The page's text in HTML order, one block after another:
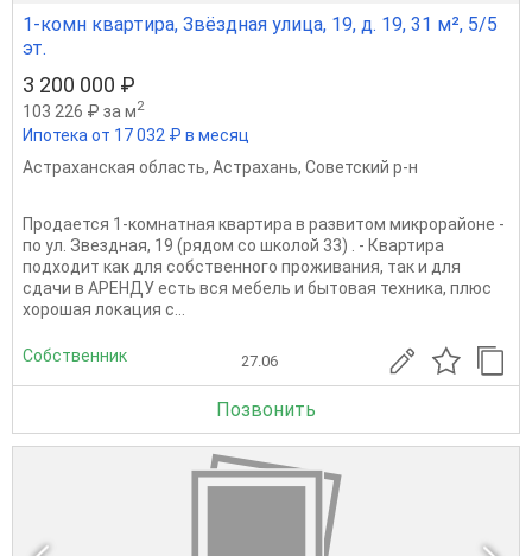
1-комн квартира, Звёздная улица, 19, д. 19, 31 м², 5/5
эт.
3 200 000 ₽
103 226 ₽ за м2
Ипотека от 17 032 ₽ в месяц
Астраханская область, Астрахань, Советский р-н
Продается 1-комнатная квартира в развитом микрорайоне -
по ул. Звездная, 19 (рядом со школой 33) . - Квартира
подходит как для собственного проживания, так и для
сдачи в АРЕНДУ есть вся мебель и бытовая техника, плюс
хорошая локация с...
Собственник 27.06
Позвонить